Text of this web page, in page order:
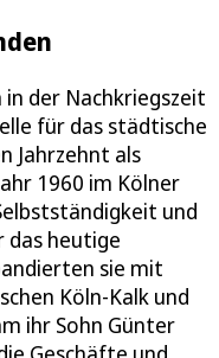
der Nachkriegszeit
für das städtische
Jahrzehnt als
1960 im Kölner
und
das heutige
sie mit
Köln-Kalk und
ihr Sohn Günter